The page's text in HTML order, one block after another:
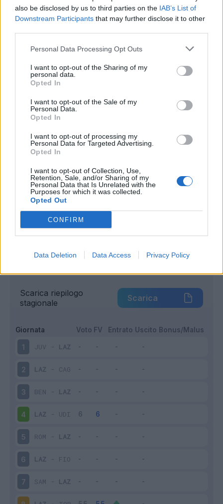
also be disclosed by us to third parties on the IAB’s List of
Downstream Participants that may further disclose it to other
Personal Data Processing Opt Outs
I want to opt-out of the Sharing of my
personal data.
Opted In
I want to opt-out of the Sale of my
Personal Data.
Opted In
I want to opt-out of processing my
Personal Data for Targeted Advertising.
Opted In
I want to opt-out of Collection, Use,
Retention, Sale, and/or Sharing of my
Personal Data that Is Unrelated with the
Purposes for which it was collected.
Opted Out
CONFIRM
Data Deletion Data Access Privacy Policy
Riepilogo stagione
Titolare 8 - 32
Squalificato 0 - 0%
Infortunato
Inutilizzato 8 - 32%
Scarica riepilogo
stagionale
Scarica
Giornata Voto FV Entrato Uscito Bonus/Malus
1 JUV - LAZ
2 LAZ - CAG
3 BEN - LAZ
4 LAZ - UDI
5 ROM - LAZ
6 LAZ - FIO
7 SAM - LAZ